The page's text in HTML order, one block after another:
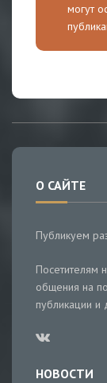
могут
О САЙТЕ
Публикуем
Посетителям
общения на
публикации и
НОВОСТИ